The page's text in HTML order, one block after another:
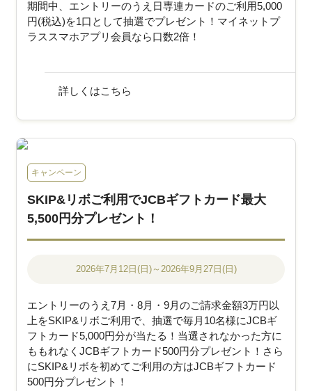
期間中、エントリーのうえ日専連カードのご利用5,000
円(税込)を1口として抽選でプレゼント！マイネットプ
ラススマホアプリ会員なら口数2倍！
詳しくはこちら
キャンペーン
SKIP&リボご利用でJCBギフトカード最大
5,500円分プレゼント！
2026年7月12日(日)～2026年9月27日(日)
エントリーのうえ7月・8月・9月のご請求金額3万円以
上をSKIP&リボご利用で、抽選で毎月10名様にJCBギ
フトカード5,000円分が当たる！当選されなかった方に
ももれなくJCBギフトカード500円分プレゼント！さら
にSKIP&リボを初めてご利用の方はJCBギフトカード
500円分プレゼント！